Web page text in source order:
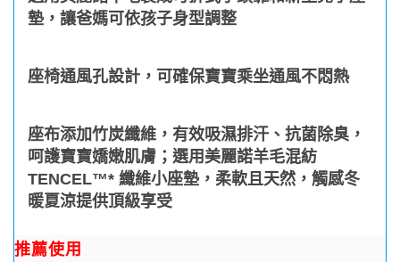
墊，讓爸媽可依孩子身型調整
座椅通風孔設計，可確保寶寶乘坐通風不悶熱
座布添加竹炭纖維，有效吸濕排汗、抗菌除臭，
呵護寶寶嬌嫩肌膚；選用美麗諾羊毛混紡
TENCEL™* 纖維小座墊，柔軟且天然，觸感冬
暖夏涼提供頂級享受
推薦使用